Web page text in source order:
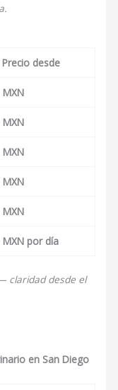
Precio desde
MXN por día
claridad desde el
en San Diego